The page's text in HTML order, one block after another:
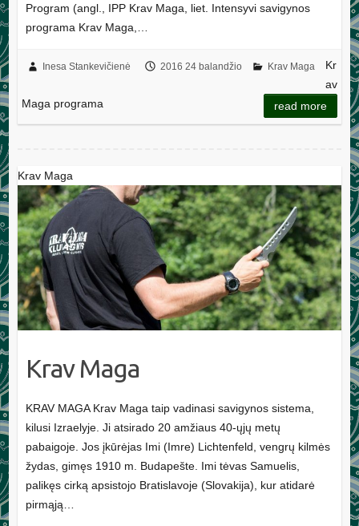
Program (angl., IPP Krav Maga, liet. Intensyvi savigynos
programa Krav Maga,…
Inesa Stankevičienė 2016 24 balandžio Krav Maga
Kr
av
Maga programa
read more
Krav Maga
Krav Maga
KRAV MAGA Krav Maga taip vadinasi savigynos sistema,
kilusi Izraelyje. Ji atsirado 20 amžiaus 40-ųjų metų
pabaigoje. Jos įkūrėjas Imi (Imre) Lichtenfeld, vengrų kilmės
žydas, gimęs 1910 m. Budapešte. Imi tėvas Samuelis,
palikęs cirką apsistojo Bratislavoje (Slovakija), kur atidarė
pirmąją…